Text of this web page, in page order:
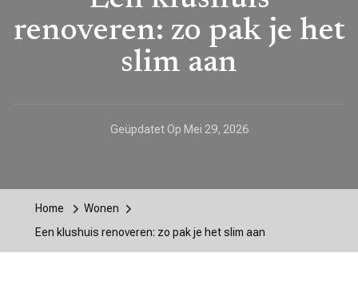
renoveren: zo pak je het
slim aan
Geüpdatet Op Mei 29, 2026
Home
Wonen
Een klushuis renoveren: zo pak je het slim aan